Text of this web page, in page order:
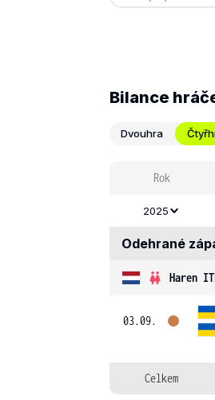
Bilance
Dvouhra
Rok
2025
Odehrané
Haren
03.09.
Celkem